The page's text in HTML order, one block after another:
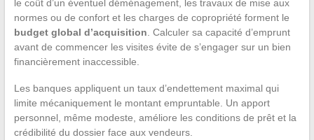
le coût d’un éventuel déménagement, les travaux de mise aux
normes ou de confort et les charges de copropriété forment le
budget global d’acquisition. Calculer sa capacité d’emprunt
avant de commencer les visites évite de s’engager sur un bien
financièrement inaccessible.
Les banques appliquent un taux d’endettement maximal qui
limite mécaniquement le montant empruntable. Un apport
personnel, même modeste, améliore les conditions de prêt et la
crédibilité du dossier face aux vendeurs.